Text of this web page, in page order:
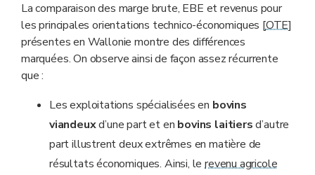
La comparaison des marge brute, EBE et revenus pour
les principales orientations technico-économiques [OTE]
présentes en Wallonie montre des différences
marquées. On observe ainsi de façon assez récurrente
que :
Les exploitations spécialisées en bovins
viandeuxd’une part et en bovins laitiersd’autre
part illustrent deux extrêmes en matière de
résultats économiques. Ainsi, lerevenu agricole